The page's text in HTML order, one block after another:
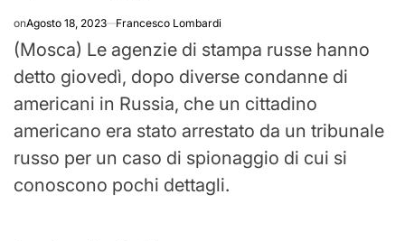
onAgosto 18, 2023 Francesco Lombardi
(Mosca) Le agenzie di stampa russe hanno
detto giovedì, dopo diverse condanne di
americani in Russia, che un cittadino
americano era stato arrestato da un tribunale
russo per un caso di spionaggio di cui si
conoscono pochi dettagli.